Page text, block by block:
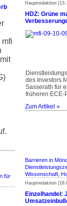
mfi
Hauptredaktion
HDZ: Grüne
des Investors
Sasserath für
früheren ECE-
Zum Artikel »
für
Barrieren in
Wissenschaft,
Hauptredaktion
Einzelhandel: